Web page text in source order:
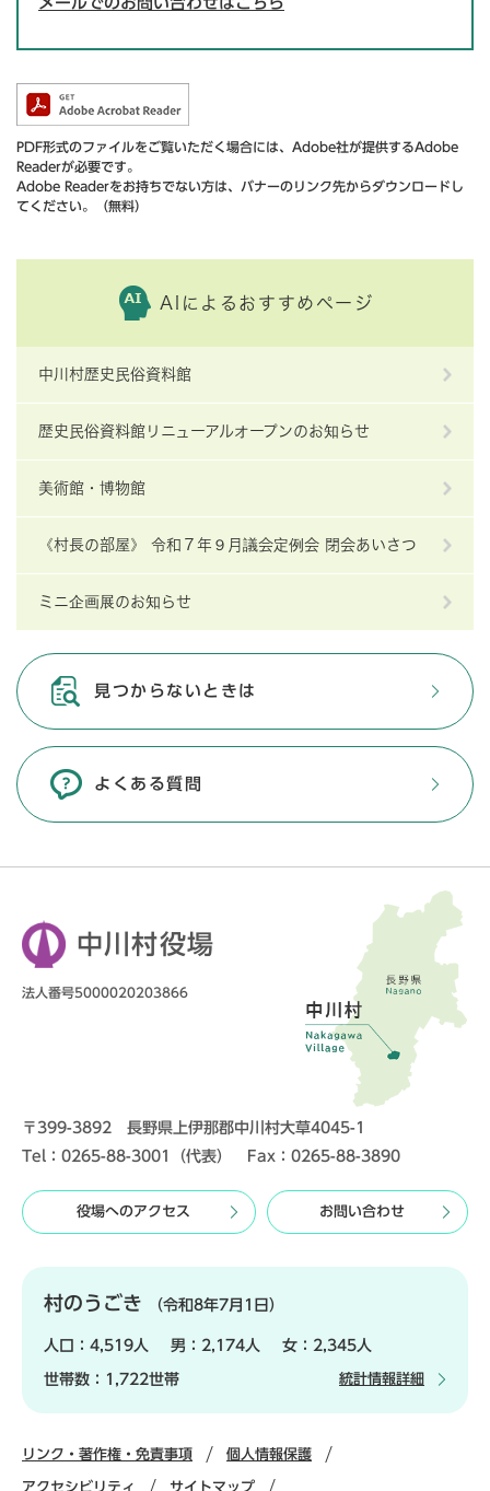
PDF形式のファイルをご覧いただく場合には、Adobe社が提供するAdobe
Readerが必要です。
Adobe Readerをお持ちでない方は、バナーのリンク先からダウンロードし
てください。（無料）
AIによるおすすめページ
中川村歴史民俗資料館
歴史民俗資料館リニューアルオープンのお知らせ
美術館・博物館
《村長の部屋》 令和７年９月議会定例会 閉会あいさつ
ミニ企画展のお知らせ
見つからないときは
よくある質問
中川村役場
法人番号5000020203866
〒399-3892 長野県上伊那郡中川村大草4045-1
Tel：0265-88-3001（代表） Fax：0265-88-3890
役場へのアクセス お問い合わせ
村のうごき （令和8年7月1日）
人口： 4,519人 男： 2,174人 女： 2,345人
世帯数： 1,722世帯 統計情報詳細
リンク・著作権・免責事項 個人情報保護
アクセシビリティ サイトマップ